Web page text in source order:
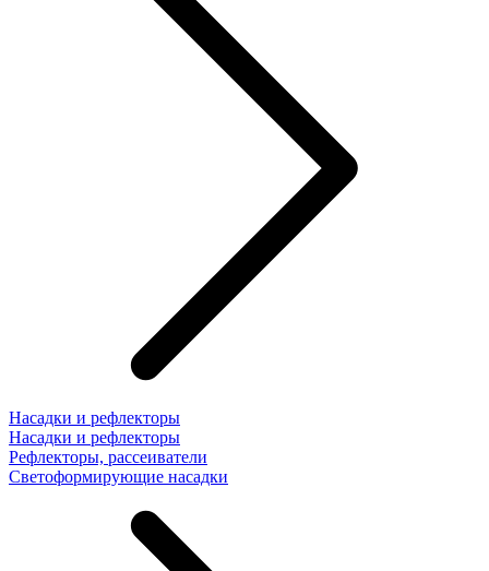
Насадки и рефлекторы
Насадки и рефлекторы
Рефлекторы, рассеиватели
Светоформирующие насадки